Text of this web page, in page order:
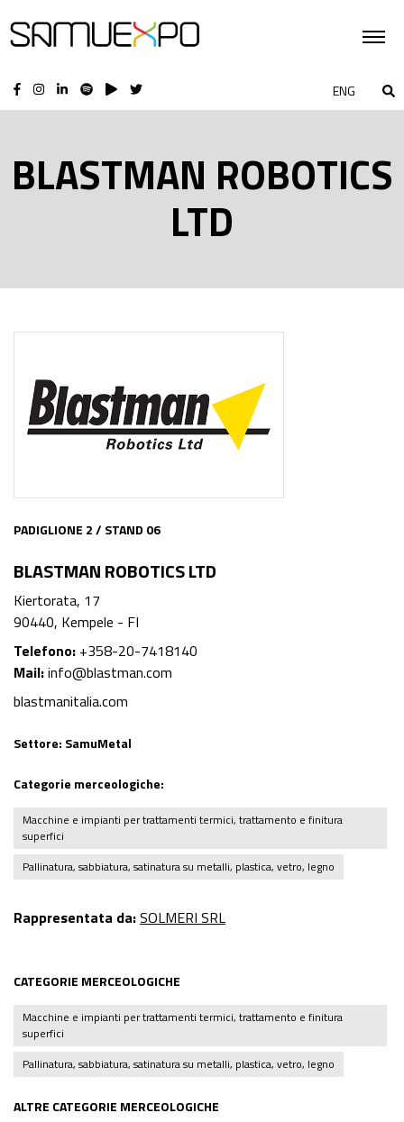
ENG
BLASTMAN ROBOTICS
LTD
PADIGLIONE 2 / STAND 06
BLASTMAN ROBOTICS LTD
Kiertorata, 17
90440, Kempele - FI
Telefono: +358-20-7418140
Mail:info@blastman.com
blastmanitalia.com
Settore: SamuMetal
Categorie merceologiche:
Macchine e impianti per trattamenti termici, trattamento e finitura
superfici
Pallinatura, sabbiatura, satinatura su metalli, plastica, vetro, legno
Rappresentata da:SOLMERI SRL
CATEGORIE MERCEOLOGICHE
Macchine e impianti per trattamenti termici, trattamento e finitura
superfici
Pallinatura, sabbiatura, satinatura su metalli, plastica, vetro, legno
ALTRE CATEGORIE MERCEOLOGICHE